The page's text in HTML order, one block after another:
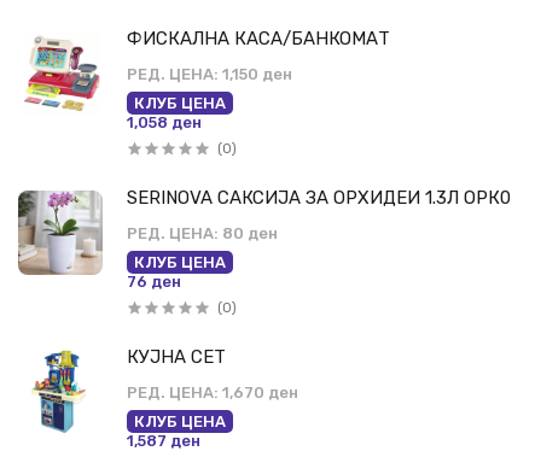
ФИСКАЛНА КАСА/БАНКОМАТ
РЕД. ЦЕНА: 1,150 ден
КЛУБ ЦЕНА
1,058 ден
(0)
SERINOVA САКСИЈА ЗА ОРХИДЕИ 1.3Л ОРК0
РЕД. ЦЕНА: 80 ден
КЛУБ ЦЕНА
76 ден
(0)
КУЈНА СЕТ
РЕД. ЦЕНА: 1,670 ден
КЛУБ ЦЕНА
1,587 ден